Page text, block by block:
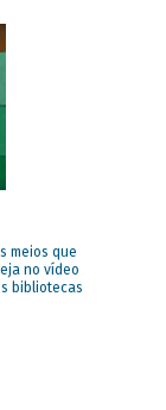
meios que
no vídeo
bibliotecas